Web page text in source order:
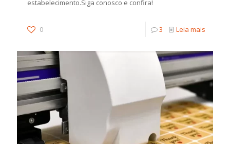
estabelecimento.Siga conosco e confira!
0 3 Leia mais